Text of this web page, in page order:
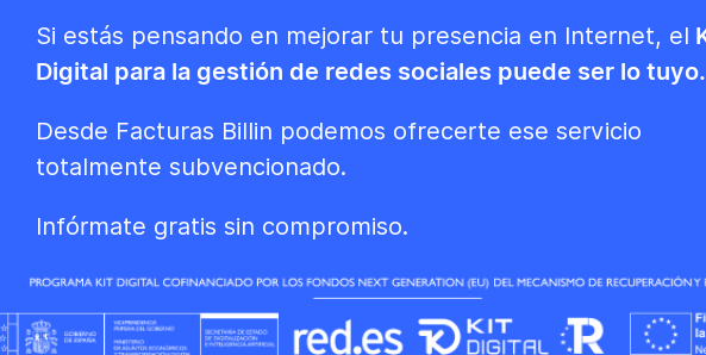
Si estás pensando en mejorar tu presencia en Internet, el
Digital para la gestión de redes sociales puede ser lo tuyo.
Desde Facturas Billin podemos ofrecerte ese servicio
totalmente subvencionado.
Infórmate gratis sin compromiso.